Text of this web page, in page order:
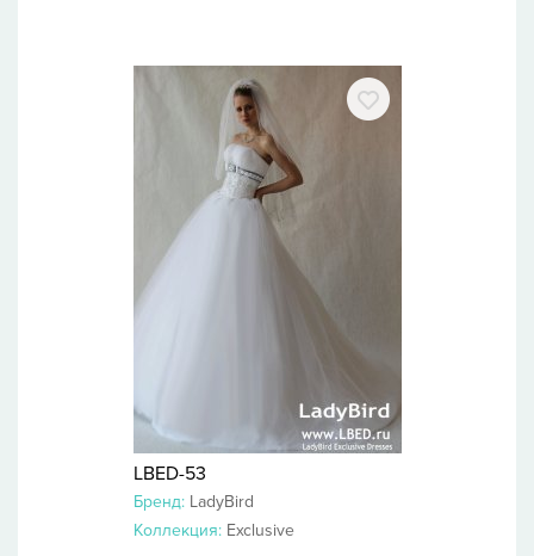
LBED-53
Бренд: LadyBird
Коллекция: Exclusive